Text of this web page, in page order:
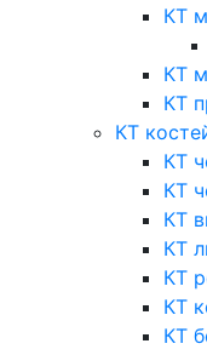
КТ
КТ
КТ
КТ
КТ
КТ
КТ
КТ
КТ
КТ
КТ